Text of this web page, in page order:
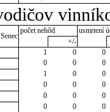
Senec
počet nehôd
usmrtení
+/-
1 0
0
0 0
0
1 0
0
0 0
0
0 0
0
0 0
0